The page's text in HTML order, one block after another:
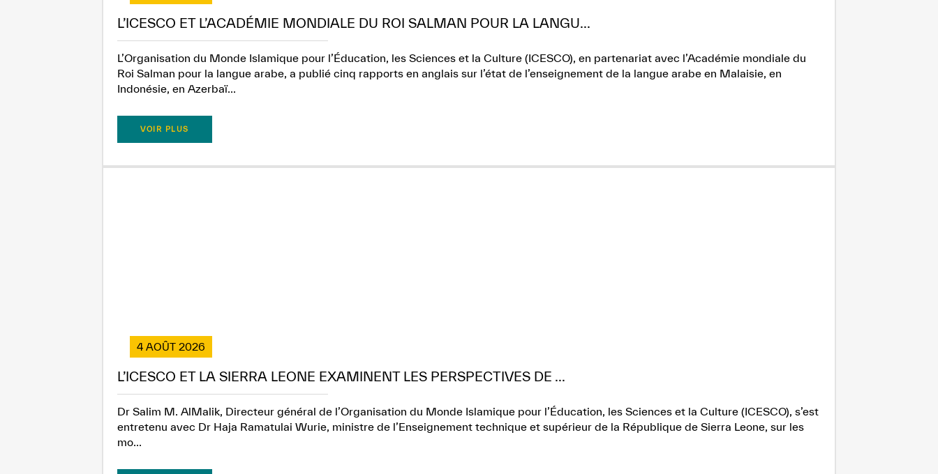
L’ICESCO ET L’ACADÉMIE MONDIALE DU ROI SALMAN POUR LA LANGU...
L’Organisation du Monde Islamique pour l’Éducation, les Sciences et la Culture (ICESCO), en partenariat avec l’Académie mondiale du
Roi Salman pour la langue arabe, a publié cinq rapports en anglais sur l’état de l’enseignement de la langue arabe en Malaisie, en
Indonésie, en Azerbaï...
VOIR PLUS
4 AOÛT 2026
L’ICESCO ET LA SIERRA LEONE EXAMINENT LES PERSPECTIVES DE ...
Dr Salim M. AlMalik, Directeur général de l’Organisation du Monde Islamique pour l’Éducation, les Sciences et la Culture (ICESCO), s’est
entretenu avec Dr Haja Ramatulai Wurie, ministre de l’Enseignement technique et supérieur de la République de Sierra Leone, sur les
mo...